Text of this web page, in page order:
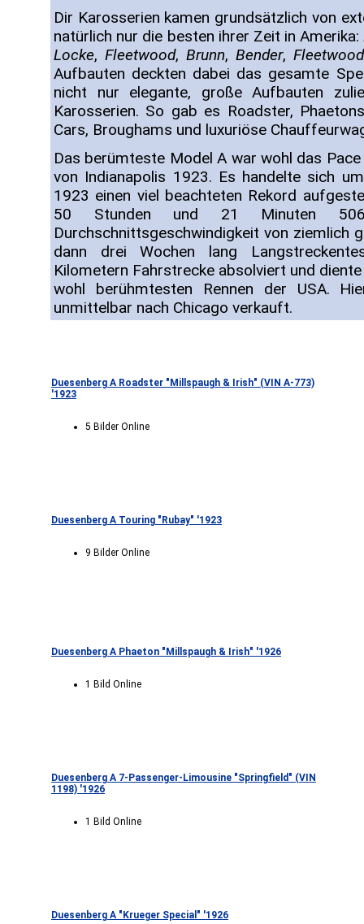
Dir Karosserien kamen grundsätzlich von
natürlich nur die besten ihrer Zeit in Amerika:
Locke, Fleetwood, Brunn, Bender, Fleetwood
Aufbauten deckten dabei das gesamte
nicht nur elegante, große Aufbauten
Karosserien. So gab es Roadster,
Cars, Broughams und luxuriöse
Das berümteste Model A war wohl das
von Indianapolis 1923. Es handelte sich
1923 einen viel beachteten Rekord
50 Stunden und 21 Minuten
Durchschnittsgeschwindigkeit von ziemlich
dann drei Wochen lang
Kilometern Fahrstrecke absolviert und
wohl berühmtesten Rennen der USA.
unmittelbar nach Chicago verkauft.
Duesenberg A Roadster "Millspaugh & Irish" (VIN A-773)
'1923
5 Bilder Online
Duesenberg A Touring "Rubay" '1923
9 Bilder Online
Duesenberg A Phaeton "Millspaugh & Irish" '1926
1 Bild Online
Duesenberg A 7-Passenger-Limousine "Springfield" (VIN
1198) '1926
1 Bild Online
Duesenberg A "Krueger Special" '1926